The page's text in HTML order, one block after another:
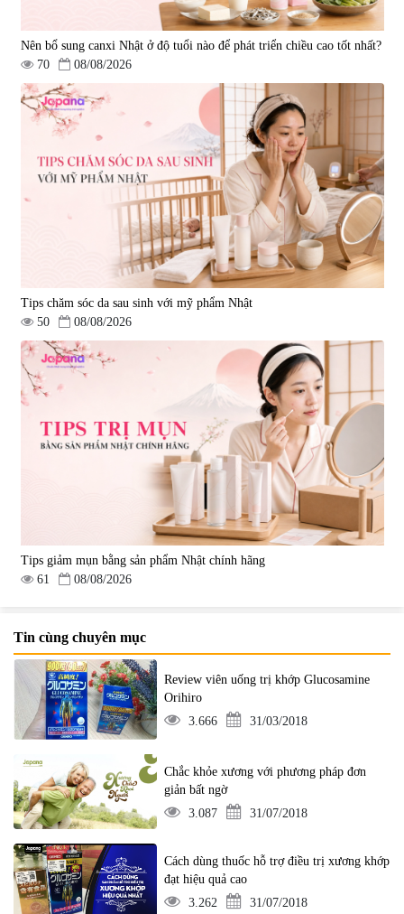
Nên bổ sung canxi Nhật ở độ tuổi nào để phát triển chiều cao tốt nhất?
70
08/08/2026
Tips chăm sóc da sau sinh với mỹ phẩm Nhật
50
08/08/2026
Tips giảm mụn bằng sản phẩm Nhật chính hãng
61
08/08/2026
Tin cùng chuyên mục
Review viên uống trị khớp Glucosamine
Orihiro
3.666
31/03/2018
Chắc khỏe xương với phương pháp đơn
giản bất ngờ
3.087
31/07/2018
Cách dùng thuốc hỗ trợ điều trị xương khớp
đạt hiệu quả cao
3.262
31/07/2018